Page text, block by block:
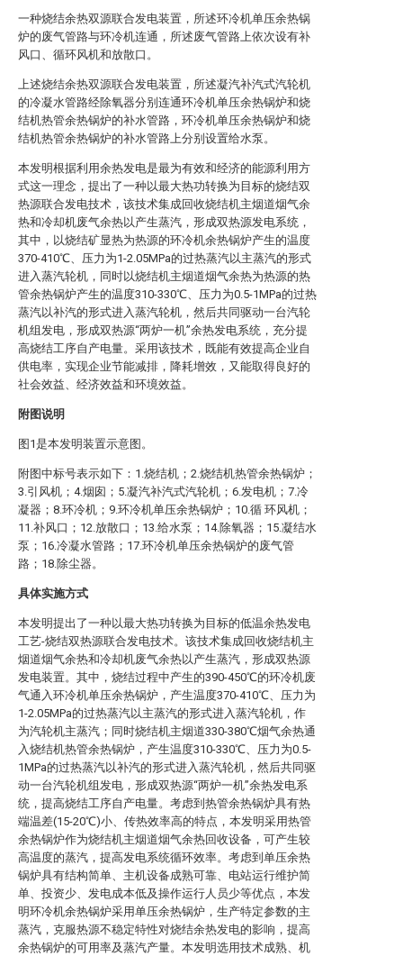
一种烧结余热双源联合发电装置，所述环冷机单压余热锅
炉的废气管路与环冷机连通，所述废气管路上依次设有补
风口、循环风机和放散口。
上述烧结余热双源联合发电装置，所述凝汽补汽式汽轮机
的冷凝水管路经除氧器分别连通环冷机单压余热锅炉和烧
结机热管余热锅炉的补水管路，环冷机单压余热锅炉和烧
结机热管余热锅炉的补水管路上分别设置给水泵。
本发明根据利用余热发电是最为有效和经济的能源利用方
式这一理念，提出了一种以最大热功转换为目标的烧结双
热源联合发电技术，该技术集成回收烧结机主烟道烟气余
热和冷却机废气余热以产生蒸汽，形成双热源发电系统，
其中，以烧结矿显热为热源的环冷机余热锅炉产生的温度
370-410℃、压力为1-2.05MPa的过热蒸汽以主蒸汽的形式
进入蒸汽轮机，同时以烧结机主烟道烟气余热为热源的热
管余热锅炉产生的温度310-330℃、压力为0.5-1MPa的过热
蒸汽以补汽的形式进入蒸汽轮机，然后共同驱动一台汽轮
机组发电，形成双热源“两炉一机”余热发电系统，充分提
高烧结工序自产电量。采用该技术，既能有效提高企业自
供电率，实现企业节能减排，降耗增效，又能取得良好的
社会效益、经济效益和环境效益。
附图说明
图1是本发明装置示意图。
附图中标号表示如下：1.烧结机；2.烧结机热管余热锅炉；
3.引风机；4.烟囱；5.凝汽补汽式汽轮机；6.发电机；7.冷
凝器；8.环冷机；9.环冷机单压余热锅炉；10.循 环风机；
11.补风口；12.放散口；13.给水泵；14.除氧器；15.凝结水
泵；16.冷凝水管路；17.环冷机单压余热锅炉的废气管
路；18.除尘器。
具体实施方式
本发明提出了一种以最大热功转换为目标的低温余热发电
工艺-烧结双热源联合发电技术。该技术集成回收烧结机主
烟道烟气余热和冷却机废气余热以产生蒸汽，形成双热源
发电装置。其中，烧结过程中产生的390-450℃的环冷机废
气通入环冷机单压余热锅炉，产生温度370-410℃、压力为
1-2.05MPa的过热蒸汽以主蒸汽的形式进入蒸汽轮机，作
为汽轮机主蒸汽；同时烧结机主烟道330-380℃烟气余热通
入烧结机热管余热锅炉，产生温度310-330℃、压力为0.5-
1MPa的过热蒸汽以补汽的形式进入蒸汽轮机，然后共同驱
动一台汽轮机组发电，形成双热源“两炉一机”余热发电系
统，提高烧结工序自产电量。考虑到热管余热锅炉具有热
端温差(15-20℃)小、传热效率高的特点，本发明采用热管
余热锅炉作为烧结机主烟道烟气余热回收设备，可产生较
高温度的蒸汽，提高发电系统循环效率。考虑到单压余热
锅炉具有结构简单、主机设备成熟可靠、电站运行维护简
单、投资少、发电成本低及操作运行人员少等优点，本发
明环冷机余热锅炉采用单压余热锅炉，生产特定参数的主
蒸汽，克服热源不稳定特性对烧结余热发电的影响，提高
余热锅炉的可用率及蒸汽产量。本发明选用技术成熟、机